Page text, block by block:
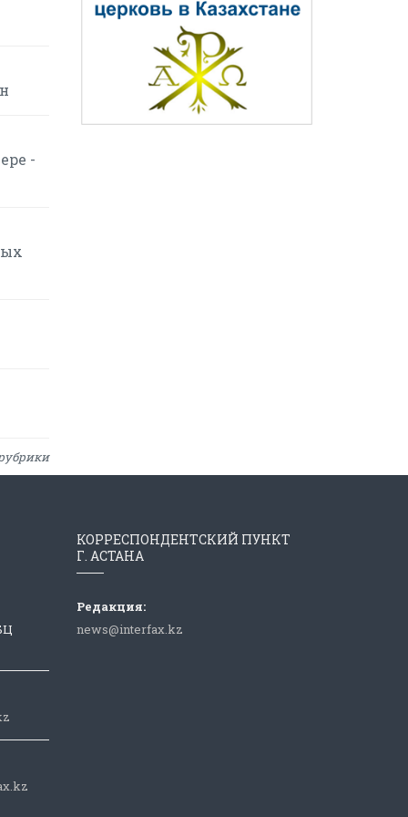
-
КОРРЕСПОНДЕНТСКИЙ ПУНКТ
Г. АСТАНА
Редакция:
news@interfax.kz